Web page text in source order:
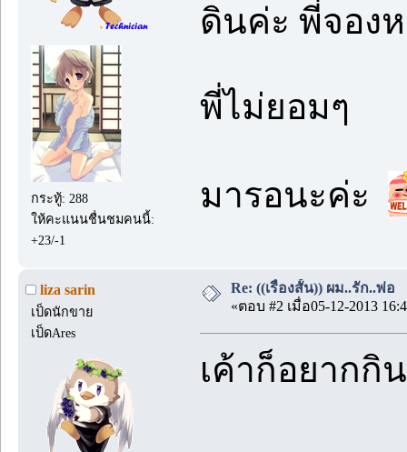
กระทู้: 288
ให้คะแนนชื่นชมคนนี้:
+23/-1
ดินค่ะ พี่จอง
พี่ไม่ยอมๆ
มารอนะค่ะ
liza sarin
เป็ดนักขาย
เป็ดAres
Re: ((เรื่องสั้น)) ผม..รัก..พ่อ
«ตอบ #2 เมื่อ05-12-2013
เค้าก็อยากกิ